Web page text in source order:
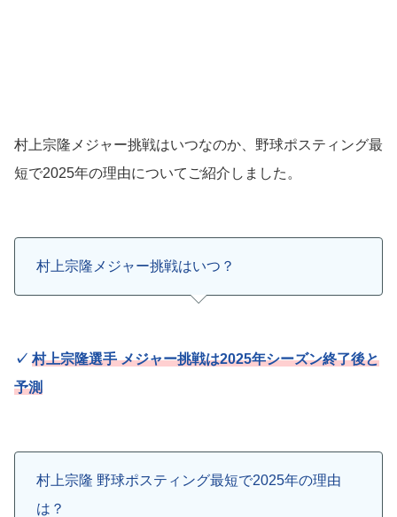
村上宗隆メジャー挑戦はいつなのか、野球ポスティング最
短で2025年の理由についてご紹介しました。
村上宗隆メジャー挑戦はいつ？
✓村上宗隆選手 メジャー挑戦は2025年シーズン終了後と
予測
村上宗隆 野球ポスティング最短で2025年の理由
は？